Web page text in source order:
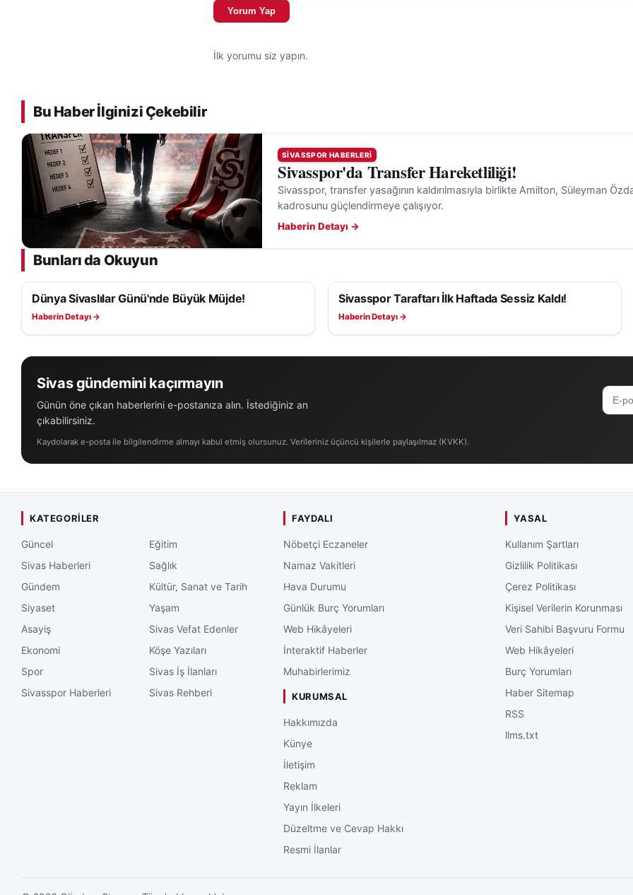
Yorum Yap
İlk yorumu siz yapın.
Bu Haber İlginizi Çekebilir
SIVASSPOR HABERLERI
Sivasspor'da Transfer Hareketliliği!
Sivasspor, transfer yasağının kaldırılmasıyla birlikte Amilton, Süleyman
kadrosunu güçlendirmeye çalışıyor.
Haberin Detayı →
Bunları da Okuyun
SIVASSPOR HABERLERI
Dünya Sivaslılar Günü'nde Büyük Müjde!
Haberin Detayı →
SIVASSPOR HABERLERI
Sivasspor Taraftarı İlk Haftada Sessiz Kaldı!
Haberin Detayı →
Sivas gündemini kaçırmayın
Günün öne çıkan haberlerini e-postanıza alın. İstediğiniz an
çıkabilirsiniz.
Kaydolarak e-posta ile bilgilendirme almayı kabul etmiş olursunuz. Verileriniz üçüncü kişilerle paylaşılmaz (KVKK).
KATEGORILER
Güncel
Sivas Haberleri
Gündem
Siyaset
Asayiş
Ekonomi
Spor
Sivasspor Haberleri
Eğitim
Sağlık
Kültür, Sanat ve Tarih
Yaşam
Sivas Vefat Edenler
Köşe Yazıları
Sivas İş İlanları
Sivas Rehberi
FAYDALI
Nöbetçi Eczaneler
Namaz Vakitleri
Hava Durumu
Günlük Burç Yorumları
Web Hikâyeleri
İnteraktif Haberler
Muhabirlerimiz
KURUMSAL
Hakkımızda
Künye
İletişim
Reklam
Yayın İlkeleri
Düzeltme ve Cevap Hakkı
Resmi İlanlar
YASAL
Kullanım Şartları
Gizlilik Politikası
Çerez Politikası
Kişisel Verilerin Korunması
Veri Sahibi Başvuru Formu
Web Hikâyeleri
Burç Yorumları
Haber Sitemap
RSS
llms.txt